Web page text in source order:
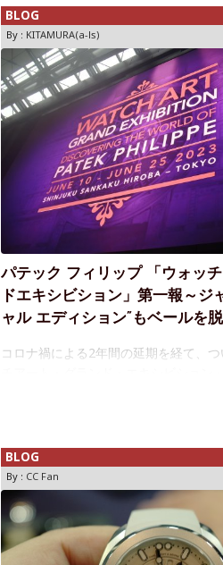
BLOG
By : KITAMURA(a-ls)
パテック フィリップ 「ウォッ
ドエキシビション」第一報～ジ
ャル エディション”もベールを
コロナ禍による2年間の延期を経て、
れに先駆け、前日に行なわれた内覧会
BLOG
By : CC Fan